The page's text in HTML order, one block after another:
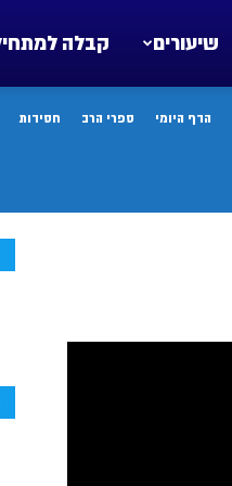
קבלה שיעורים
הדף היומי ספרי הרב חסידות